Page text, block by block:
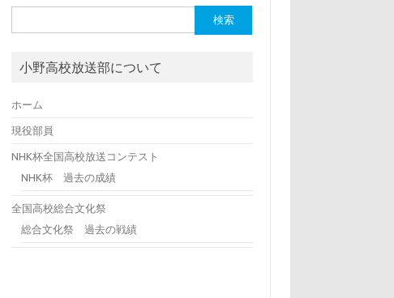
索:
小野高校放送部について
ホーム
現役部員
NHK杯全国高校放送コンテスト
NHK杯 過去の成績
全国高校総合文化祭
総合文化祭 過去の戦績